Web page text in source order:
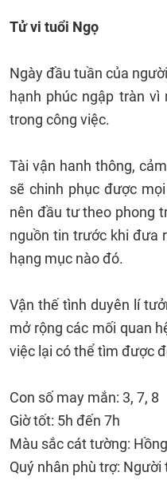
Tử vi tuổi Ngọ
Ngày đầu tuần của
hạnh phúc ngập tràn
trong công việc.
Tài vận hanh thông,
sẽ chinh phục được
nên đầu tư theo phong
nguồn tin trước khi đưa
hạng mục nào đó.
Vận thế tình duyên lí
mở rộng các mối quan
việc lại có thể tìm được
Con số may mắn: 3, 7, 8
Giờ tốt: 5h đến 7h
Màu sắc cát tường:
Quý nhân phù trợ: Người